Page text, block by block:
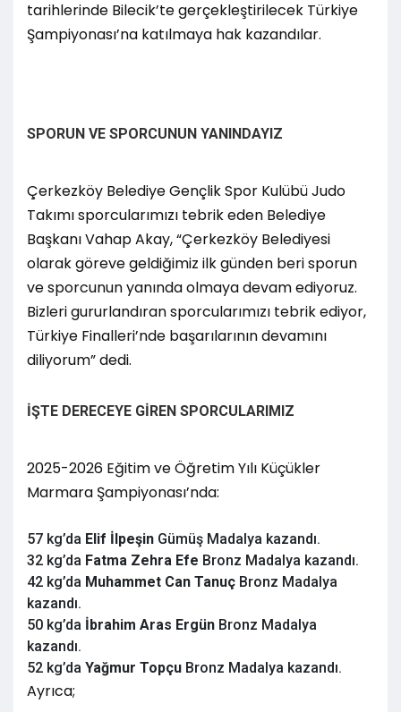
tarihlerinde Bilecik’te gerçekleştirilecek Türkiye
Şampiyonası’na katılmaya hak kazandılar.
SPORUN VE SPORCUNUN YANINDAYIZ
Çerkezköy Belediye Gençlik Spor Kulübü Judo
Takımı sporcularımızı tebrik eden Belediye
Başkanı Vahap Akay, “Çerkezköy Belediyesi
olarak göreve geldiğimiz ilk günden beri sporun
ve sporcunun yanında olmaya devam ediyoruz.
Bizleri gururlandıran sporcularımızı tebrik ediyor,
Türkiye Finalleri’nde başarılarının devamını
diliyorum” dedi.
İŞTE DERECEYE GİREN SPORCULARIMIZ
2025-2026 Eğitim ve Öğretim Yılı Küçükler
Marmara Şampiyonası’nda:
57 kg’da Elif İlpeşin Gümüş Madalya kazandı.
32 kg’da Fatma Zehra Efe Bronz Madalya kazandı.
42 kg’da Muhammet Can Tanuç Bronz Madalya
kazandı.
50 kg’da İbrahim Aras Ergün Bronz Madalya
kazandı.
52 kg’da Yağmur Topçu Bronz Madalya kazandı.
Ayrıca;